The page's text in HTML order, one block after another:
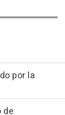
por la
de